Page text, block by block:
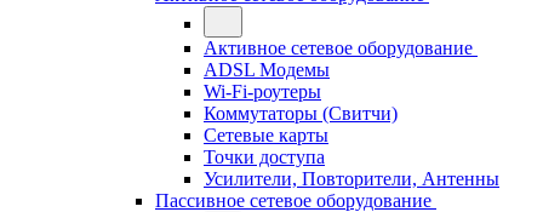
Активное сетевое оборудование
ADSL Модемы
Wi-Fi-роутеры
Коммутаторы (Свитчи)
Сетевые карты
Точки доступа
Усилители, Повторители, Антенны
Пассивное сетевое оборудование